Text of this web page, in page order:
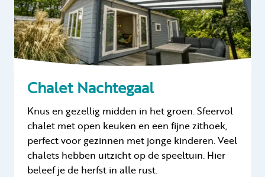
Chalet Nachtegaal
Knus en gezellig midden in het groen. Sfeervol
chalet met open keuken en een fijne zithoek,
perfect voor gezinnen met jonge kinderen. Veel
chalets hebben uitzicht op de speeltuin. Hier
beleef je de herfst in alle rust.